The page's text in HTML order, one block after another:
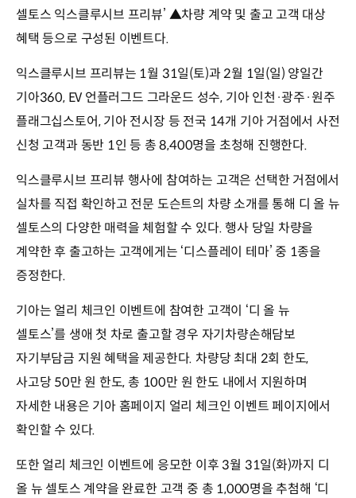
셀토스 익스클루시브 프리뷰’ ▲차량 계약 및 출고 고객 대상
혜택 등으로 구성된 이벤트다.
익스클루시브 프리뷰는 1월 31일(토)과 2월 1일(일) 양일간
기아360, EV 언플러그드 그라운드 성수, 기아 인천·광주·원주
플래그십스토어, 기아 전시장 등 전국 14개 기아 거점에서 사전
신청 고객과 동반 1인 등 총 8,400명을 초청해 진행한다.
익스클루시브 프리뷰 행사에 참여하는 고객은 선택한 거점에서
실차를 직접 확인하고 전문 도슨트의 차량 소개를 통해 디 올 뉴
셀토스의 다양한 매력을 체험할 수 있다. 행사 당일 차량을
계약한 후 출고하는 고객에게는 ‘디스플레이 테마’ 중 1종을
증정한다.
기아는 얼리 체크인 이벤트에 참여한 고객이 ‘디 올 뉴
셀토스’를 생애 첫 차로 출고할 경우 자기차량손해담보
자기부담금 지원 혜택을 제공한다. 차량당 최대 2회 한도,
사고당 50만 원 한도, 총 100만 원 한도 내에서 지원하며
자세한 내용은 기아 홈페이지 얼리 체크인 이벤트 페이지에서
확인할 수 있다.
또한 얼리 체크인 이벤트에 응모한 이후 3월 31일(화)까지 디
올 뉴 셀토스 계약을 완료한 고객 중 총 1,000명을 추첨해 ‘디